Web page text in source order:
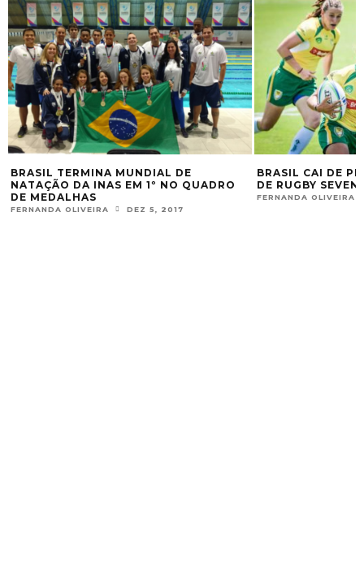
BRASIL TERMINA MUNDIAL DE
NATAÇÃO DA INAS EM 1º NO QUADRO
DE MEDALHAS
FERNANDA OLIVEIRA DEZ 5, 2017
BRASIL CAI DE
DE RUGBY SEVENS
FERNANDA OLIVEIRA